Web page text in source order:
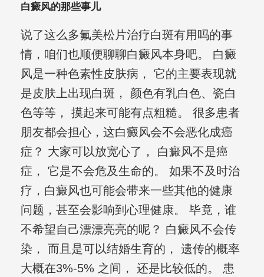
白癜风的那些事儿
说了这么多氟美松片治疗白斑有用吗的事
情，咱们也顺便聊聊白癜风本身吧。 白癜
风是一种色素性皮肤病， 它的主要表现就
是皮肤上出现白斑， 颜色有乳白色、瓷白
色等等， 摸起来可能有点粗糙。 很多患者
朋友都会担心，这白癜风会不会恶化成癌
症？ 大家可以放宽心了， 白癜风不是癌
症， 它是不会危及生命的。 如果不及时治
疗，白癜风也可能会带来一些其他的健康
问题，甚至会影响到心理健康。 毕竟，谁
不希望自己漂漂亮亮的呢？ 白癜风不会传
染， 而且是可以结婚生育的， 遗传的概率
大概在3%-5% 之间， 还是比较低的。 患